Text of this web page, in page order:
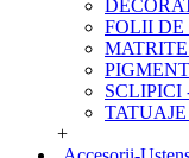
FOLII DE
SCLIPICI
+